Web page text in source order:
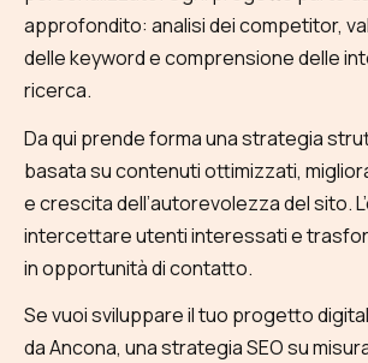
approfondito: analisi dei competitor,
delle keyword e comprensione delle
ricerca.
Da qui prende forma una strategia
basata su contenuti ottimizzati,
e crescita dell’autorevolezza del sito.
intercettare utenti interessati e
in opportunità di contatto.
Se vuoi sviluppare il tuo progetto
da Ancona, una strategia SEO su